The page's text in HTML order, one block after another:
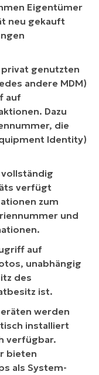
Eigentümer
neu gekauft
genutzten
andere MDM)
auf
Dazu
die
Identity)
verfügt
zum
und
auf
unabhängig
des
ist.
werden
installiert
verfügbar.
bieten
als System-